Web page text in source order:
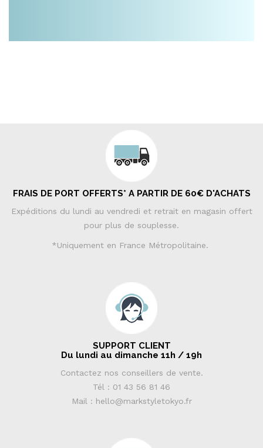
FRAIS DE PORT OFFERTS* A PARTIR DE 60€ D'ACHATS
Expéditions du lundi au vendredi et retrait en magasin offert
pour plus de souplesse.
*Uniquement en France Métropolitaine.
SUPPORT CLIENT
Du lundi au dimanche 11h / 19h
Contactez nos conseillers de vente.
Tél : 01 43 56 81 46
Mail : hello@markstyletokyo.fr